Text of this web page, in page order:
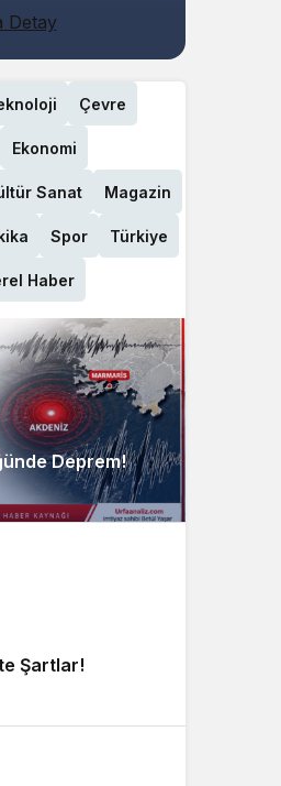
Detay
Çevre
Ekonomi
Sanat Magazin
Spor Türkiye
Haber
Deprem!
Şartlar!